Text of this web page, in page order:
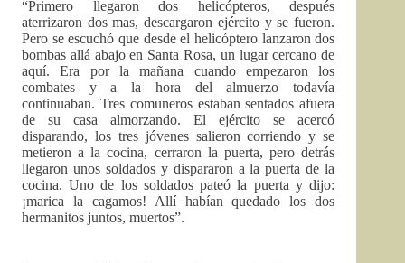
“Primero llegaron dos helicópteros, después
aterrizaron dos mas, descargaron ejército y se fueron.
Pero se escuchó que desde el helicóptero lanzaron dos
bombas allá abajo en Santa Rosa, un lugar cercano de
aquí. Era por la mañana cuando empezaron los
combates y a la hora del almuerzo todavía
continuaban. Tres comuneros estaban sentados afuera
de su casa almorzando. El ejército se acercó
disparando, los tres jóvenes salieron corriendo y se
metieron a la cocina, cerraron la puerta, pero detrás
llegaron unos soldados y dispararon a la puerta de la
cocina. Uno de los soldados pateó la puerta y dijo:
¡marica la cagamos! Allí habían quedado los dos
hermanitos juntos, muertos”.